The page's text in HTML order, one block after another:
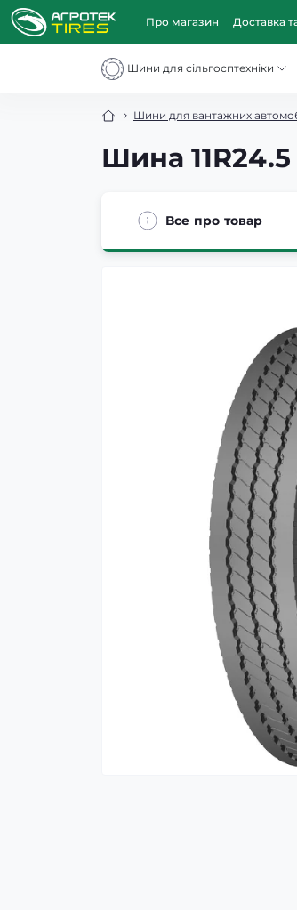
Про магазин Доставка
Шини для сільгосптехніки
Шини для вантажних
Шина 11R24.5
Все про товар